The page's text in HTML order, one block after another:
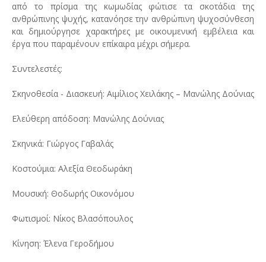
από το πρίσμα της κωμωδίας φώτισε τα σκοτάδια της
ανθρώπινης ψυχής, κατανόησε την ανθρώπινη ψυχοσύνθεση
και δημιούργησε χαρακτήρες με οικουμενική εμβέλεια και
έργα που παραμένουν επίκαιρα μέχρι σήμερα.
Συντελεστές:
Σκηνοθεσία - Διασκευή: Αιμίλιος Χειλάκης – Μανώλης Δούνιας
Ελεύθερη απόδοση: Μανώλης Δούνιας
Σκηνικά: Γιώργος Γαβαλάς
Κοστούμια: Αλεξία Θεοδωράκη
Μουσική: Θοδωρής Οικονόμου
Φωτισμοί: Νίκος Βλασόπουλος
Κίνηση: Έλενα Γεροδήμου